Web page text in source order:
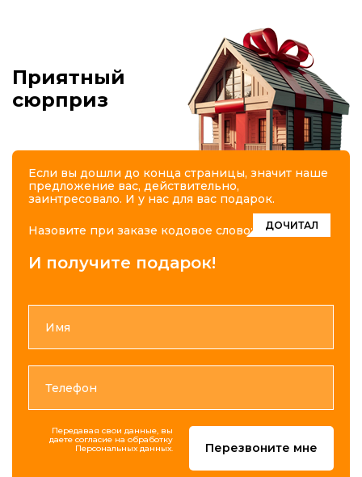
Приятный
сюрприз
Если вы дошли до конца страницы, значит наше
предложение вас, действительно,
заинтресовало. И у нас для вас подарок.
Назовите при заказе кодовое слово: ДОЧИТАЛ
И получите подарок!
Перезвоните мне
Передавая свои данные, вы
даете согласие на обработку
Персональных данных.